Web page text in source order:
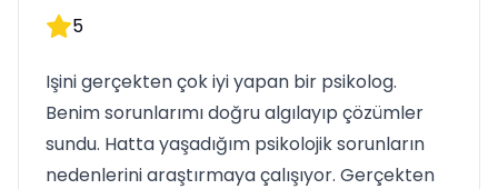
5
Işini gerçekten çok iyi yapan bir psikolog.
Benim sorunlarımı doğru algılayıp çözümler
sundu. Hatta yaşadığım psikolojik sorunların
nedenlerini araştırmaya çalışıyor. Gerçekten